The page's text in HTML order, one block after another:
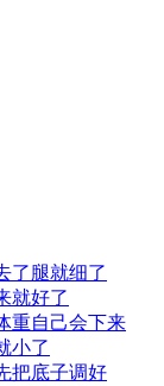
了腿就细了
就好了
重自己会下来
小了
把底子调好